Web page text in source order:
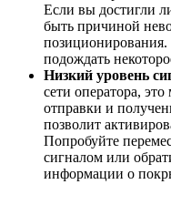
Если вы достигли
быть причиной
позиционирования.
подождать
Низкий уровень
сети оператора,
отправки и
позволит
Попробуйте
сигналом или
информации о